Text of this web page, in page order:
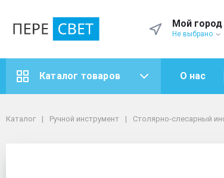
Мой город
Не выбрано
Каталог товаров О нас
Каталог
Ручной инструмент
Резьбонарезной инструмент
Держатели и воротки
Каталог Ручной инструмент Столярно-слесарный